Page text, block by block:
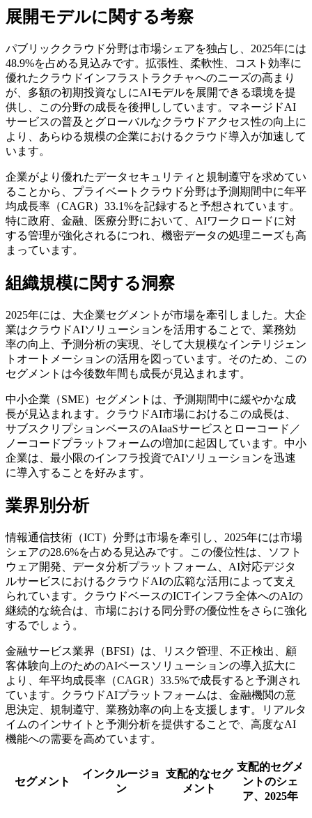
展開モデルに関する考察
パブリッククラウド分野は市場シェアを独占し、2025年には
48.9%を占める見込みです。拡張性、柔軟性、コスト効率に
優れたクラウドインフラストラクチャへのニーズの高まり
が、多額の初期投資なしにAIモデルを展開できる環境を提
供し、この分野の成長を後押ししています。マネージドAI
サービスの普及とグローバルなクラウドアクセス性の向上に
より、あらゆる規模の企業におけるクラウド導入が加速して
います。
企業がより優れたデータセキュリティと規制遵守を求めてい
ることから、プライベートクラウド分野は予測期間中に年平
均成長率（CAGR）33.1%を記録すると予想されています。
特に政府、金融、医療分野において、AIワークロードに対
する管理が強化されるにつれ、機密データの処理ニーズも高
まっています。
組織規模に関する洞察
2025年には、大企業セグメントが市場を牽引しました。大企
業はクラウドAIソリューションを活用することで、業務効
率の向上、予測分析の実現、そして大規模なインテリジェン
トオートメーションの活用を図っています。そのため、この
セグメントは今後数年間も成長が見込まれます。
中小企業（SME）セグメントは、予測期間中に緩やかな成
長が見込まれます。クラウドAI市場におけるこの成長は、
サブスクリプションベースのAIaaSサービスとローコード／
ノーコードプラットフォームの増加に起因しています。中小
企業は、最小限のインフラ投資でAIソリューションを迅速
に導入することを好みます。
業界別分析
情報通信技術（ICT）分野は市場を牽引し、2025年には市場
シェアの28.6%を占める見込みです。この優位性は、ソフト
ウェア開発、データ分析プラットフォーム、AI対応デジタ
ルサービスにおけるクラウドAIの広範な活用によって支え
られています。クラウドベースのICTインフラ全体へのAIの
継続的な統合は、市場における同分野の優位性をさらに強化
するでしょう。
金融サービス業界（BFSI）は、リスク管理、不正検出、顧
客体験向上のためのAIベースソリューションの導入拡大に
より、年平均成長率（CAGR）33.5%で成長すると予測され
ています。クラウドAIプラットフォームは、金融機関の意
思決定、規制遵守、業務効率の向上を支援します。リアルタ
イムのインサイトと予測分析を提供することで、高度なAI
機能への需要を高めています。
セグメント
インクルージョ
ン
支配的なセグ
メント
支配的セグメ
ントのシェ
ア、2025年